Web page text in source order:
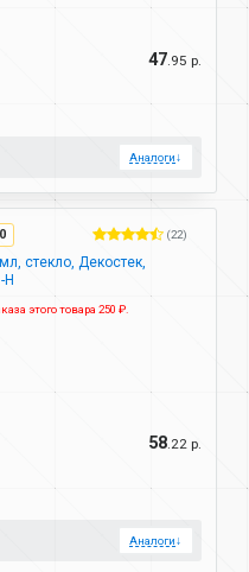
47.95 р.
Аналоги↓
(22)
стекло, Декостек,
Н
этого товара 250 ₽.
58.22 р.
Аналоги↓